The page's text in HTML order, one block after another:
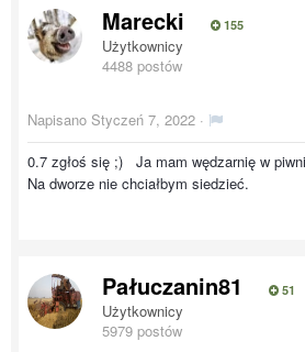
Marecki 155
Użytkownicy
4488 postów
Napisano Styczeń 7, 2022 ·
0.7 zgłoś się ;) Ja mam wędzarnię w
Na dworze nie chciałbym siedzieć.
Pałuczanin81 51
Użytkownicy
5979 postów